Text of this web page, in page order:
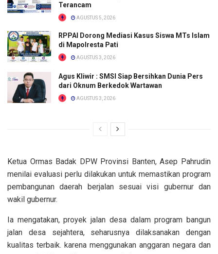
Terancam
AGUSTUS 5, 2026
RPPAI Dorong Mediasi Kasus Siswa MTs Islam
di Mapolresta Pati
AGUSTUS 3, 2026
Agus Kliwir : SMSI Siap Bersihkan Dunia Pers
dari Oknum Berkedok Wartawan
AGUSTUS 3, 2026
Ketua Ormas Badak DPW Provinsi Banten, Asep Pahrudin
menilai evaluasi perlu dilakukan untuk memastikan program
pembangunan daerah berjalan sesuai visi gubernur dan
wakil gubernur.
Ia mengatakan, proyek jalan desa dalam program bangun
jalan desa sejahtera, seharusnya dilaksanakan dengan
kualitas terbaik. karena menggunakan anggaran negara dan